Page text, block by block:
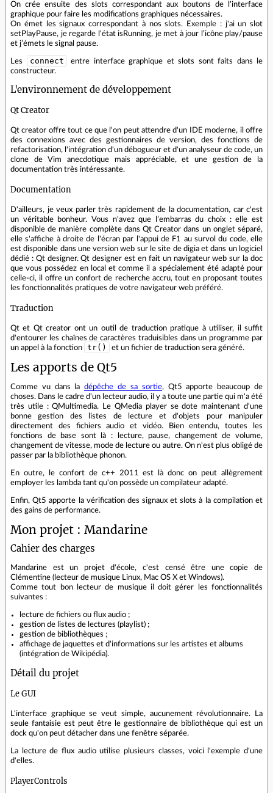
On crée ensuite des slots correspondant aux boutons de l'interface
graphique pour faire les modifications graphiques nécessaires.
On émet les signaux correspondant à nos slots. Exemple : j'ai un slot
setPlayPause, je regarde l'état isRunning, je met à jour l’icône play/pause
et j’émets le signal pause.
Les connect
entre interface graphique et slots sont faits dans le
constructeur.
L'environnement de développement
Qt Creator
Qt creator offre tout ce que l'on peut attendre d'un IDE moderne, il offre
des connexions avec des gestionnaires de version, des fonctions de
refactorisation, l'intégration d'un débogueur et d'un analyseur de code, un
clone de Vim anecdotique mais appréciable, et une gestion de la
documentation très intéressante.
Documentation
D'ailleurs, je veux parler très rapidement de la documentation, car c'est
un véritable bonheur. Vous n'avez que l’embarras du choix : elle est
disponible de manière complète dans Qt Creator dans un onglet séparé,
elle s'affiche à droite de l'écran par l'appui de F1 au survol du code, elle
est disponible dans une version web sur le site de digia et dans un logiciel
dédié : Qt designer. Qt designer est en fait un navigateur web sur la doc
que vous possédez en local et comme il a spécialement été adapté pour
celle-ci, il offre un confort de recherche accru, tout en proposant toutes
les fonctionnalités pratiques de votre navigateur web préféré.
Traduction
Qt et Qt creator ont un outil de traduction pratique à utiliser, il suffit
d'entourer les chaînes de caractères traduisibles dans un programme par
un appel à la fonction
tr() et un fichier de traduction sera généré.
Les apports de Qt5
Comme vu dans ladépêche de sa sortie, Qt5 apporte beaucoup de
choses. Dans le cadre d'un lecteur audio, il y a toute une partie qui m'a été
très utile : QMultimedia. Le QMedia player se dote maintenant d'une
bonne gestion des listes de lecture et d'objets pour manipuler
directement des fichiers audio et vidéo. Bien entendu, toutes les
fonctions de base sont là : lecture, pause, changement de volume,
changement de vitesse, mode de lecture ou autre. On n'est plus obligé de
passer par la bibliothèque phonon.
En outre, le confort de c++ 2011 est là donc on peut allègrement
employer les lambda tant qu'on possède un compilateur adapté.
Enfin, Qt5 apporte la vérification des signaux et slots à la compilation et
des gains de performance.
Mon projet : Mandarine
Cahier des charges
Mandarine est un projet d'école, c'est censé être une copie de
Clémentine (lecteur de musique Linux, Mac OS X et Windows).
Comme tout bon lecteur de musique il doit gérer les fonctionnalités
suivantes :
lecture de fichiers ou flux audio ;
gestion de listes de lectures (playlist) ;
gestion de bibliothèques ;
affichage de jaquettes et d'informations sur les artistes et albums
(intégration de Wikipédia).
Détail du projet
Le GUI
L'interface graphique se veut simple, aucunement révolutionnaire. La
seule fantaisie est peut être le gestionnaire de bibliothèque qui est un
dock qu'on peut détacher dans une fenêtre séparée.
La lecture de flux audio utilise plusieurs classes, voici l'exemple d'une
d'elles.
PlayerControls